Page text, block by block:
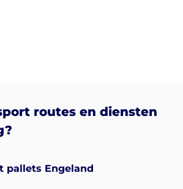
routes en diensten
pallets Engeland